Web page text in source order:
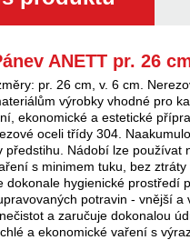
ANETT pr. 26
pr. 26 cm, v. 6 cm.
výrobky vhodné pro
ekonomické a estetické
oceli třídy 304.
předstihu. Nádobí lze používat
s minimem tuku, bez
dokonale hygienické prostředí
potravin - vnější
a zaručuje dokonalou
a ekonomické vaření s